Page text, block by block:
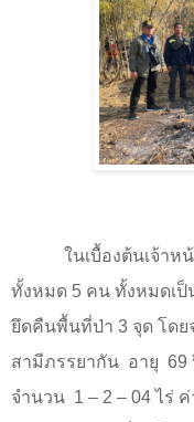
ในเบื้องต้นเจ้า
ทั้งหมด 5 คน ทั้งหมดเป็
ยึดคืนพื้นที่ป่า 3 จุด โด
สามีภรรยากัน อายุ 69
จำนวน 1 – 2 – 04ไร่ ค่